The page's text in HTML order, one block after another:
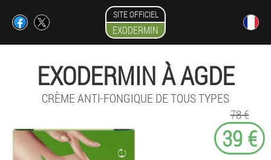
SITE OFFICIEL
EXODERMIN
EXODERMIN À AGDE
CRÈME ANTI-FONGIQUE DE TOUS TYPES
78 €
39 €